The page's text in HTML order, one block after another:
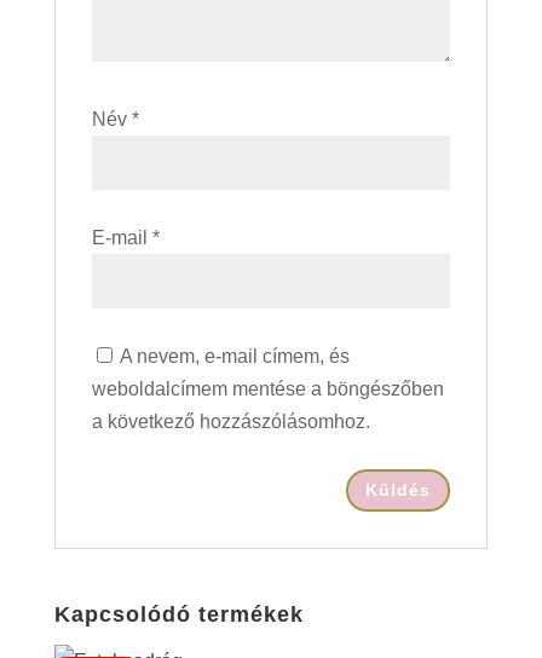
Név *
E-mail *
A nevem, e-mail címem, és
weboldalcímem mentése a böngészőben
a következő hozzászólásomhoz.
Kapcsolódó termékek